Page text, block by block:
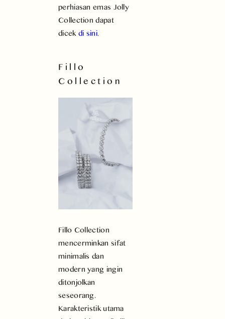
perhiasan emas Jolly
Collection dapat
dicekdi sini.
Fillo
Collection
Fillo Collection
mencerminkan sifat
minimalis dan
modern yang ingin
ditonjolkan
seseorang.
Karakteristik utama